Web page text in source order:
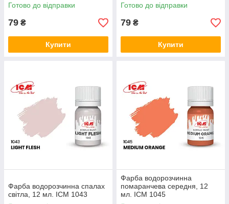
Готово до відправки
79 ₴
Купити
Готово до відправки
79 ₴
Купити
Фарба водорозчинна спалах
світла, 12 мл. ICM 1043
Фарба водорозчинна
помаранчева середня, 12
мл. ICM 1045